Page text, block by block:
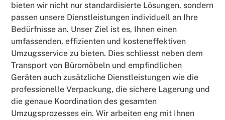
bieten wir nicht nur standardisierte Lösungen, sondern
passen unsere Dienstleistungen individuell an Ihre
Bedürfnisse an. Unser Ziel ist es, Ihnen einen
umfassenden, effizienten und kosteneffektiven
Umzugsservice zu bieten. Dies schliesst neben dem
Transport von Büromöbeln und empfindlichen
Geräten auch zusätzliche Dienstleistungen wie die
professionelle Verpackung, die sichere Lagerung und
die genaue Koordination des gesamten
Umzugsprozesses ein. Wir arbeiten eng mit Ihnen